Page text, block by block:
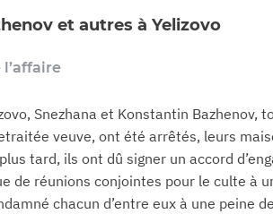
et autres à Yelizovo
Snezhana et Konstantin Bazhenov,
veuve, ont été arrêtés, leurs
tard, ils ont dû signer un accord
de réunions conjointes pour le culte à
chacun d’entre eux à une peine